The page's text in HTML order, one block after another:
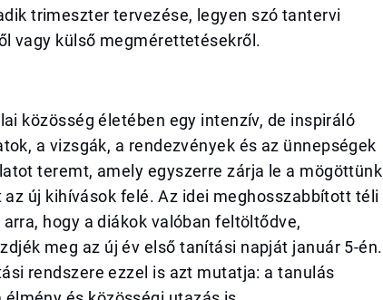
trimeszter tervezése, legyen szó tantervi
vagy külső megmérettetésekről.
közösség életében egy intenzív, de inspiráló
a vizsgák, a rendezvények és az ünnepségek
teremt, amely egyszerre zárja le a mögöttünk
új kihívások felé. Az idei meghosszabbított téli
hogy a diákok valóban feltöltődve,
meg az új év első tanítási napját január 5-én.
rendszere ezzel is azt mutatja: a tanulás